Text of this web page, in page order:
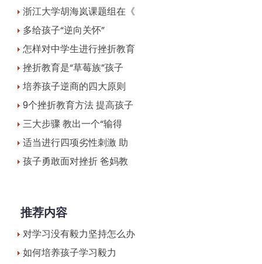
浙江大学胡海岚课题组在《
多给孩子“逆向关怀”
怎样对中学生进行挫折教育
挫折教育是“草莓族”孩子
培养孩子逆商的四大原则
9个挫折教育方法 提高孩子
三大步骤 教出一个“输得
适当进行四项劣性刺激 助
孩子勇敢面对挫折 爸妈教
推荐内容
对学习没有毅力坚持怎么办
如何培养孩子学习毅力